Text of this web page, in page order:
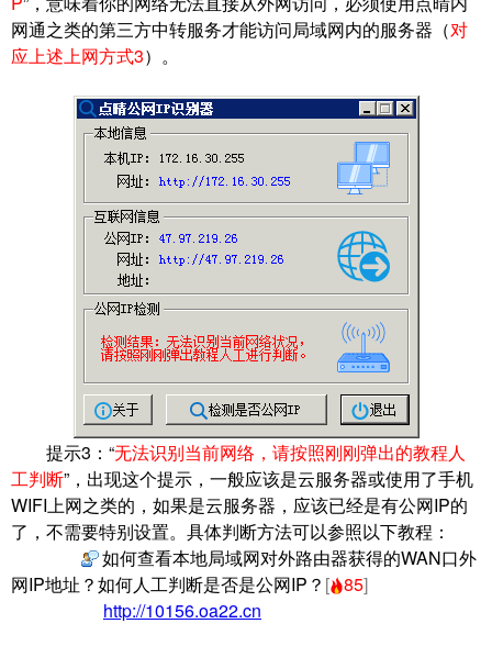
网通之类的第三方中转服务才能访问局域网内的服务器（对
应上述上网方式3）。
提示3：“无法识别当前网络，请按照刚刚弹出的教程人
工判断”，出现这个提示，一般应该是云服务器或使用了手机
WIFI上网之类的，如果是云服务器，应该已经是有公网IP的
了，不需要特别设置。具体判断方法可以参照以下教程：
如何查看本地局域网对外路由器获得的WAN口外
网IP地址？如何人工判断是否是公网IP？ [ 85]
http://10156.oa22.cn